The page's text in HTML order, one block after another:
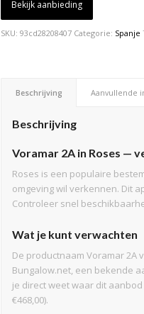
Bekijk aanbieding
SKU:93cd28208407 Categorie: Spanje
Beschrijving Aanvullende
Beschrijving
Voramar 2A in Roses —
Roses is een populaire
omgeving wil verkennen. Dit
Controleer snel
Wat je kunt verwachten
De productnaam Voramar
Bungalow.net, een bekende
je direct weet waar dit
€468,00).